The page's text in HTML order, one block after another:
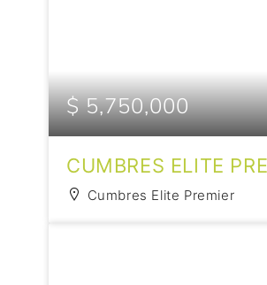
$ 5,750,000
CUMBRES ELITE
Cumbres Elite Premier